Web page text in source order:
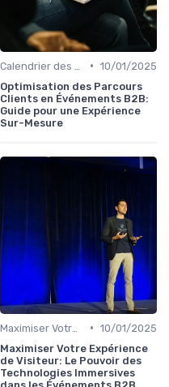
• 10/01/2025
Optimisation des Parcours
Clients en Événements B2B:
Guide pour une Expérience
Sur-Mesure
• 10/01/2025
Maximiser Votre Expérience
de Visiteur: Le Pouvoir des
Technologies Immersives